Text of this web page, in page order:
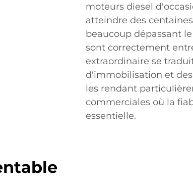
moteurs diesel
atteindre des
beaucoup dépassant
sont correctement
extraordinaire se
d'immobilisation et
les rendant
commerciales où la
essentielle.